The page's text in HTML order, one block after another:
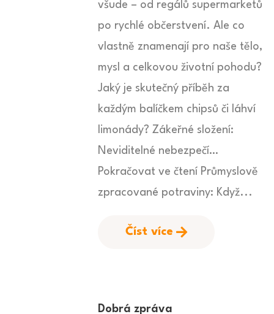
všude – od regálů supermarketů
po rychlé občerstvení. Ale co
vlastně znamenají pro naše tělo,
mysl a celkovou životní pohodu?
Jaký je skutečný příběh za
každým balíčkem chipsů či láhví
limonády? Zákeřné složení:
Neviditelné nebezpečí…
Pokračovat ve čtení Průmyslově
zpracované potraviny: Když...
Číst více
Dobrá zpráva